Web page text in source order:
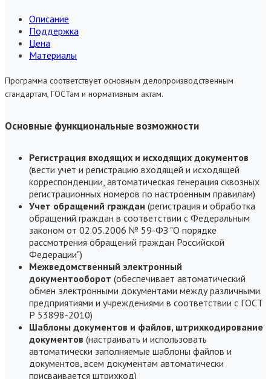
Описание
Поддержка
Цена
Материалы
Программа соответствует основным делопроизводственным
стандартам, ГОСТам и нормативным актам.
Основные функциональные возможности
Регистрация входящих и исходящих документов
(вести учет и регистрацию входящей и исходящей
корреспонденции, автоматическая генерация сквозных
регистрационных номеров по настроенным правилам)
Учет обращений граждан (регистрация и обработка
обращений граждан в соответствии с Федеральным
законом от 02.05.2006 № 59-ФЗ "О порядке
рассмотрения обращений граждан Российской
Федерации")
Межведомственный электронный
документооборот (обеспечивает автоматический
обмен электронными документами между различными
предприятиями и учреждениями в соответствии с ГОСТ
Р 53898-2010)
Шаблоны документов и файлов, штрихкодирование
документов (настраивать и использовать
автоматически заполняемые шаблоны файлов и
документов, всем документам автоматически
присваивается штрихкод)